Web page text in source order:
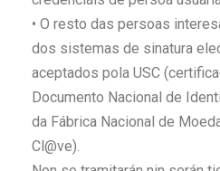
• O resto das persoas
dos sistemas de sinatura
aceptados pola USC
Documento Nacional de
da Fábrica Nacional de
Cl@ve).